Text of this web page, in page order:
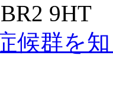
9HT
候群を